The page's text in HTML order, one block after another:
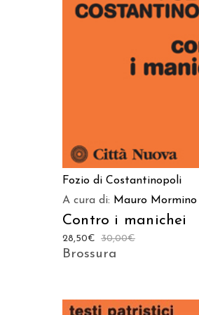
Fozio di Costantinopoli
A cura di: Mauro Mormino
Contro i manichei
30,00€
28,50€
Brossura